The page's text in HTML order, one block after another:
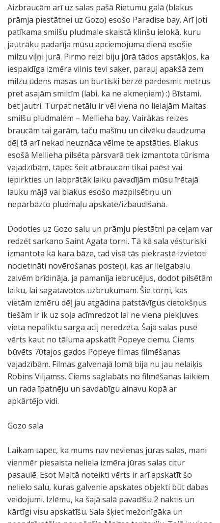
Aizbraucām arī uz salas pašā Rietumu galā (blakus
prāmja piestātnei uz Gozo) esošo Paradise bay. Arī ļoti
patīkama smilšu pludmale skaistā klinšu ielokā, kuru
jautrāku padarīja mūsu apciemojuma dienā esošie
milzu viļņi jurā. Pirmo reizi biju jūrā tādos apstākļos, ka
iespaidīga izmēra vilnis tevi saķer, parauj apakšā zem
milzu ūdens masas un burtiski berzē pārdesmit metrus
pret asajām smiltīm (labi, ka ne akmeņiem) :) Bīstami,
bet jautri. Turpat netālu ir vēl viena no lielajām Maltas
smilšu pludmalēm – Mellieha bay. Vairākas reizes
braucām tai garām, taču mašīnu un cilvēku daudzuma
dēļ tā arī nekad neuznāca vēlme te apstāties. Blakus
esošā Mellieha pilsēta pārsvarā tiek izmantota tūrisma
vajadzībām, tāpēc šeit atbraucām tikai paēst vai
iepirkties un labprātāk laiku pavadījām mūsu īrētajā
lauku mājā vai blakus esošo mazpilsētiņu un
nepārbāzto pludmaļu apskatē/izbaudīšanā.
Dodoties uz Gozo salu un prāmju piestātni pa ceļam var
redzēt sarkano Saint Agata torni. Tā kā sala vēsturiski
izmantota kā kara bāze, tad visā tās piekrastē izvietoti
nocietināti novērošanas posteņi, kas ar lielgabalu
zalvēm brīdināja, ja pamanīja iebrucējus, dodot pilsētām
laiku, lai sagatavotos uzbrukumam. Šie torņi, kas
vietām izmēru dēļ jau atgādina patstāvīgus cietokšņus
tiešām ir ik uz soļa acīmredzot lai ne viena piekļuves
vieta nepaliktu sarga acij neredzēta. Šajā salas pusē
vērts kaut no tāluma apskatīt Popeye ciemu. Ciems
būvēts 70tajos gados Popeye filmas filmēšanas
vajadzībām. Filmas galvenajā lomā bija nu jau nelaiķis
Robins Viljamss. Ciems saglabāts no filmēšanas laikiem
un rada īpatnēju un savdabīgu ainavu kopā ar
apkārtējo vidi.
Gozo sala
Laikam tāpēc, ka mums nav nevienas jūras salas, mani
vienmēr piesaista neliela izmēra jūras salas citur
pasaulē. Esot Maltā noteikti vērts ir arī apskatīt šo
nelielo salu, kuras galvenie apskates objekti būt dabas
veidojumi. Izlēmu, ka šajā salā pavadīšu 2 naktis un
kārtīgi visu apskatīšu. Sala šķiet mežonīgāka un